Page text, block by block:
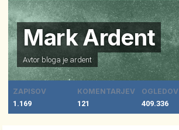
Mark Ardent
Avtor bloga je ardent
ZAPISOV
1.169
KOMENTARJEV
121
OGLEDOV
409.336